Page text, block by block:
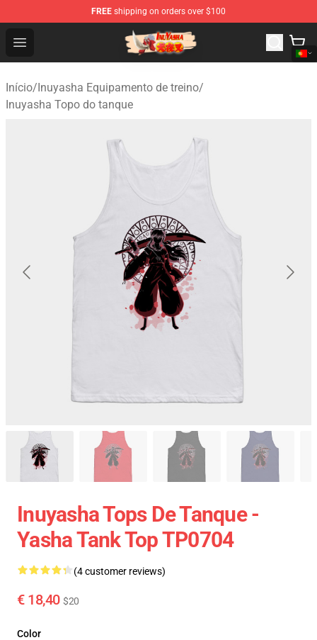
FREE shipping on orders over $100
Open menu
Inuyasha Store - Official Inuyasha Merchandise Shop
Início/Inuyasha Equipamento de treino/
Inuyasha Topo do tanque
Inuyasha Tops De Tanque -
Yasha Tank Top TP0704
(4 customer reviews)
€ 18,40 $20
Color